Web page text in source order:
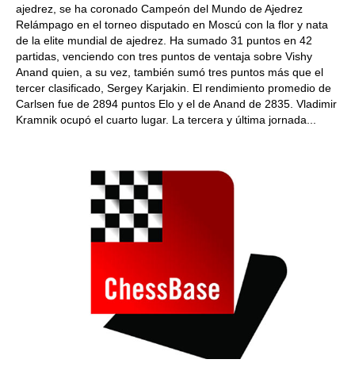
ajedrez, se ha coronado Campeón del Mundo de Ajedrez
Relámpago en el torneo disputado en Moscú con la flor y nata
de la elite mundial de ajedrez. Ha sumado 31 puntos en 42
partidas, venciendo con tres puntos de ventaja sobre Vishy
Anand quien, a su vez, también sumó tres puntos más que el
tercer clasificado, Sergey Karjakin. El rendimiento promedio de
Carlsen fue de 2894 puntos Elo y el de Anand de 2835. Vladimir
Kramnik ocupó el cuarto lugar. La tercera y última jornada...